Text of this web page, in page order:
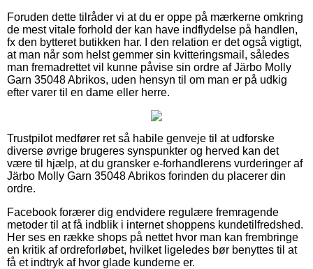
Foruden dette tilråder vi at du er oppe på mærkerne omkring
de mest vitale forhold der kan have indflydelse på handlen,
fx den bytteret butikken har. I den relation er det også vigtigt,
at man når som helst gemmer sin kvitteringsmail, således
man fremadrettet vil kunne påvise sin ordre af Järbo Molly
Garn 35048 Abrikos, uden hensyn til om man er på udkig
efter varer til en dame eller herre.
Trustpilot medfører ret så habile genveje til at udforske
diverse øvrige brugeres synspunkter og herved kan det
være til hjælp, at du gransker e-forhandlerens vurderinger af
Järbo Molly Garn 35048 Abrikos forinden du placerer din
ordre.
Facebook forærer dig endvidere regulære fremragende
metoder til at få indblik i internet shoppens kundetilfredshed.
Her ses en række shops på nettet hvor man kan frembringe
en kritik af ordreforløbet, hvilket ligeledes bør benyttes til at
få et indtryk af hvor glade kunderne er.